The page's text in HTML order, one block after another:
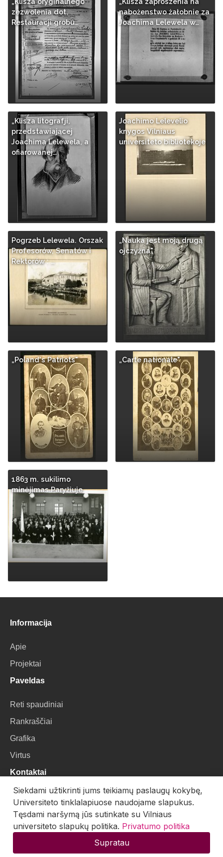
zezwolenia dot.
Restauracji grobu…
nabożenstwo żałobnie za
Joachima Lelewela w…
„Klisza litografji,
przedstawiającej
Joachima Lelewela, a
ofiarowanej…
Joachimo Lelevelio
knygos Vilniaus
universiteto bibliotekoje
Pogrzeb Lelewela. Orszak
Profesorów, Senatów i
Rektorów : …
„Nauka jest moją drugą
ojczyżna"
„Poland's Patriots" „Carte nationale"
1863 m. sukilimo
minėjimas Paryžiuje
Informacija
Apie
Projektai
Paveldas
Reti spaudiniai
Rankraščiai
Grafika
Virtus
Kontaktai
Universiteto g. 3, LT-01122, Vilnius
El. paštas:skaitmenines.kolekcijos@mb.vu.lt
Siekdami užtikrinti jums teikiamų paslaugų kokybę,
Universiteto tinklalapiuose naudojame slapukus.
Tęsdami naršymą jūs sutinkate su Vilniaus
universiteto slapukų politika. Privatumo politika
Supratau